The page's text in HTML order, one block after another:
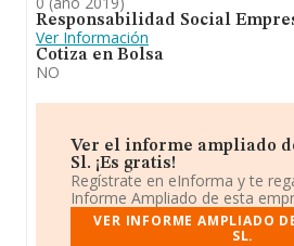
Responsabilidad Social
Ver Información
Cotiza en Bolsa
NO
Ver el informe ampliado
Sl. ¡Es gratis!
Regístrate en eInforma y te
Informe Ampliado de esta
VER INFORME AMPLIADO
SL.